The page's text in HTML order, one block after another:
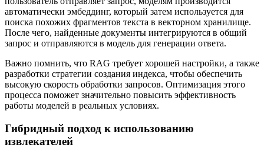
автоматически эмбеддинг, который затем используется для
поиска похожих фрагментов текста в векторном хранилище.
После чего, найденные документы интегрируются в общий
запрос и отправляются в модель для генерации ответа.
Важно помнить, что RAG требует хорошей настройки, а также
разработки стратегии создания индекса, чтобы обеспечить
высокую скорость обработки запросов. Оптимизация этого
процесса поможет значительно повысить эффективность
работы моделей в реальных условиях.
Гибридный подход к использованию
извлекателей